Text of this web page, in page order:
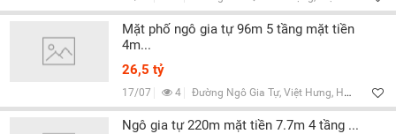
Mặt phố ngô gia tự 96m 5 tầng mặt tiền
4m...
26,5 tỷ
17/07 4 Đường Ngô Gia Tự, Việt Hưng, Hà Nội
Ngô gia tự 220m mặt tiền 7.7m 4 tầng ...